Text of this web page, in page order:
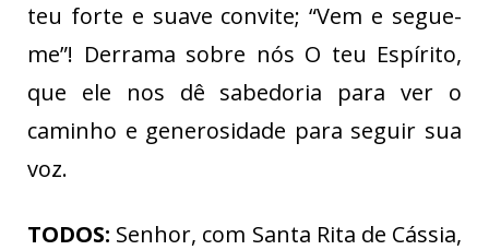
teu forte e suave convite; “Vem e segue-
me”! Derrama sobre nós O teu Espírito,
que ele nos dê sabedoria para ver o
caminho e generosidade para seguir sua
voz.
TODOS: Senhor, com Santa Rita de Cássia,